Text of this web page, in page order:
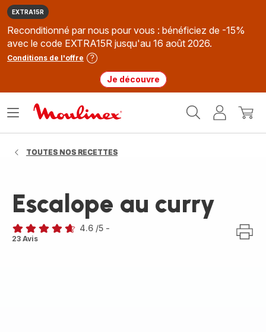
EXTRA15R
Reconditionné par nous pour vous : bénéficiez de -15%
avec le code EXTRA15R jusqu'au 16 août 2026.
Conditions de l'offre
Je découvre
MonMon
Ouvrir
TOUTES NOS RECETTES
Escalope au curry
ratings.4.6
4.6 /5 -
23 Avis